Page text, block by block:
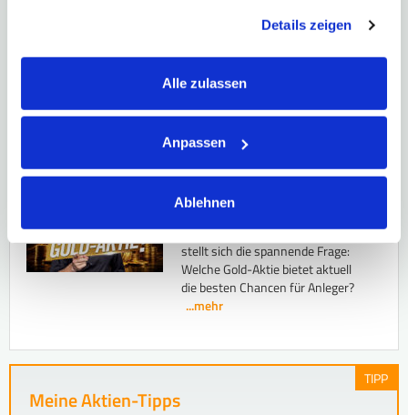
Impressum.
Details zeigen
Alle zulassen
Anpassen
Ablehnen
Zinsen!Die Rendite-
Spezialisten zeigen wie es
Überraschung! Diese Gold-
Aktie ist aktuell die BESTE!
Gold korrigiert – und genau jetzt
stellt sich die spannende Frage:
Welche Gold-Aktie bietet aktuell
die besten Chancen für Anleger?
...mehr
TIPP
Meine Aktien-Tipps